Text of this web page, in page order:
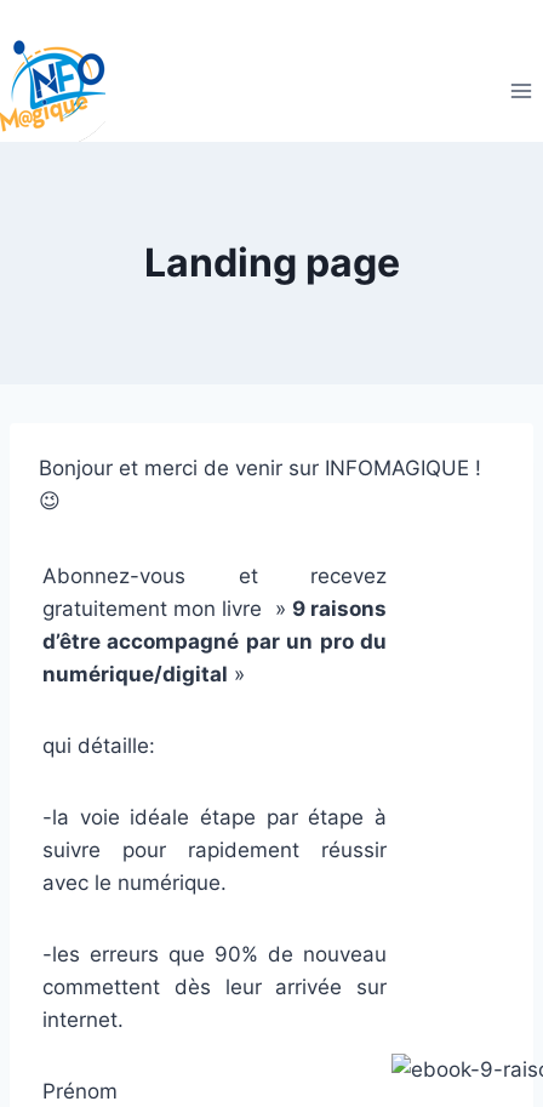
Landing page
Bonjour et merci de venir sur INFOMAGIQUE !
😉
Abonnez-vous et recevez
gratuitement mon livre » 9 raisons
d’être accompagné par un pro du
numérique/digital »
qui détaille:
-la voie idéale étape par étape à
suivre pour rapidement réussir
avec le numérique.
-les erreurs que 90% de nouveau
commettent dès leur arrivée sur
internet.
Prénom